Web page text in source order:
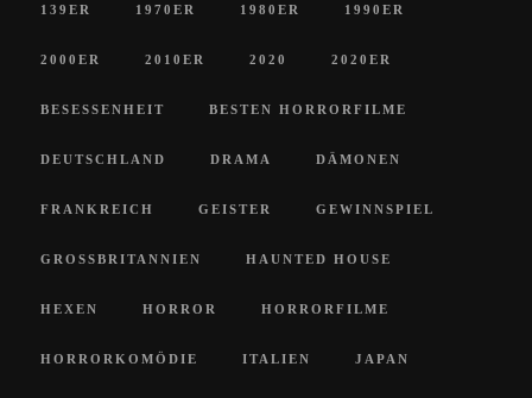
139ER 1970ER 1980ER 1990ER
2000ER 2010ER 2020 2020ER
BESESSENHEIT BESTEN HORRORFILME
DEUTSCHLAND DRAMA DÄMONEN
FRANKREICH GEISTER GEWINNSPIEL
GROSSBRITANNIEN HAUNTED HOUSE
HEXEN HORROR HORRORFILME
HORRORKOMÖDIE ITALIEN JAPAN